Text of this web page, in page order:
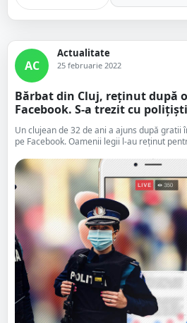
AC
Actualitate
25 februarie 2022
Bărbat din Cluj, reținut după
Facebook. S-a trezit cu
Un clujean de 32 de ani a ajuns după
pe Facebook. Oamenii legii l-au reținut